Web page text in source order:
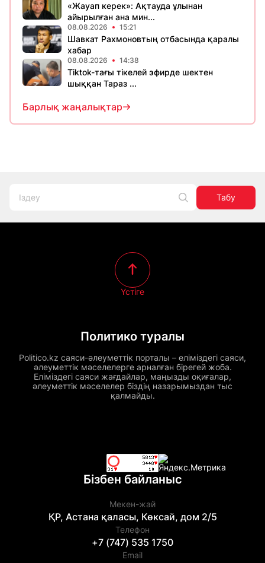
«Жауап керек»: Ақтауда ұлынан
айырылған ана мин...
08.08.2026 15:21
Шавкат Рахмоновтың отбасында қаралы
хабар
08.08.2026 14:38
Tiktok-тағы тікелей эфирде шектен
шыққан Тараз ...
Барлық жаңалықтар
Табу
Политико туралы
Politico.kz саяси-әлеуметтік порталы – еліміздегі саяси,
әлеуметтік мәселелерге арналған бірегей жоба.
Еліміздегі саяси жағдайлар, маңызды оқиғалар,
әлеуметтік мәселелер біздің назарымыздан тыс
қалмайды.
Үстіге
Бізбен байланыс
Мекен-жай
ҚР, Астана қаласы, Көксай, дом 2/5
Телефон
+7 (747) 535 1750
Email